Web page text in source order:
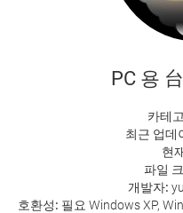
PC 용
카테
최근 업데
현
파일
개발자:
호환성: 필요 Windows XP,